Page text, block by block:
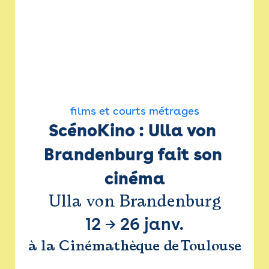
films et courts métrages
ScénoKino : Ulla von
Brandenburg fait son
cinéma
Ulla von Brandenburg
12 → 26 janv.
à la Cinémathèque de Toulouse